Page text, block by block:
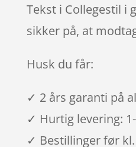
Tekst i Collegestil i
sikker på, at
Husk du får:
✓ 2 års garanti på
✓ Hurtig levering:
✓ Bestillinger før